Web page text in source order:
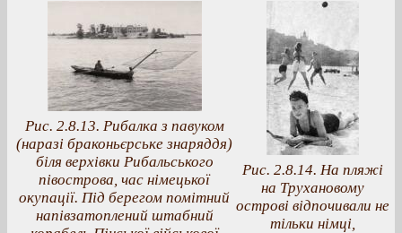
Рис. 2.8.13. Рибалка з павуком
(наразі браконьєрське знаряддя)
біля верхівки Рибальського
півострова, час німецької
окупації. Під берегом помітний
напівзатоплений штабний
Рис. 2.8.14. На пляжі
на Трухановому
острові відпочивали не
тільки німці,